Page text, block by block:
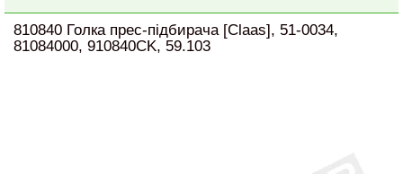
810840 Голка прес-підбирача [Claas], 51-0034,
81084000, 910840CK, 59.103